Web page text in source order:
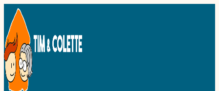
Aller
au
contenu